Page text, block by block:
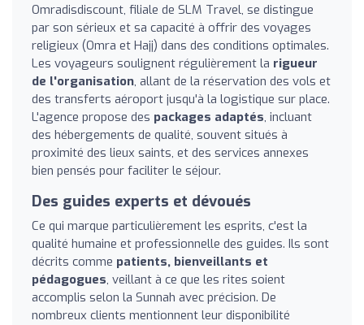
Omradisdiscount, filiale de SLM Travel, se distingue
par son sérieux et sa capacité à offrir des voyages
religieux (Omra et Hajj) dans des conditions optimales.
Les voyageurs soulignent régulièrement la rigueur
de l'organisation, allant de la réservation des vols et
des transferts aéroport jusqu'à la logistique sur place.
L'agence propose des packages adaptés, incluant
des hébergements de qualité, souvent situés à
proximité des lieux saints, et des services annexes
bien pensés pour faciliter le séjour.
Des guides experts et dévoués
Ce qui marque particulièrement les esprits, c'est la
qualité humaine et professionnelle des guides. Ils sont
décrits comme patients, bienveillants et
pédagogues, veillant à ce que les rites soient
accomplis selon la Sunnah avec précision. De
nombreux clients mentionnent leur disponibilité